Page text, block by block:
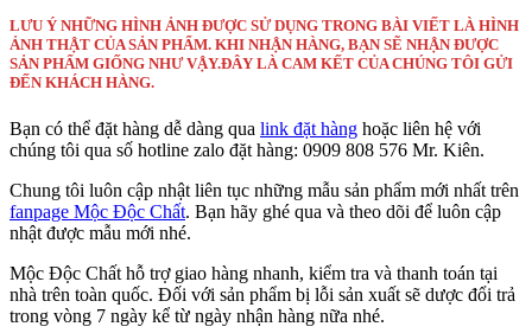
LƯU Ý NHỮNG HÌNH ẢNH ĐƯỢC SỬ DỤNG TRONG BÀI VIẾT LÀ HÌNH
ẢNH THẬT CỦA SẢN PHẨM. KHI NHẬN HÀNG, BẠN SẼ NHẬN ĐƯỢC
SẢN PHẨM GIỐNG NHƯ VẬY.ĐÂY LÀ CAM KẾT CỦA CHÚNG TÔI GỬI
ĐẾN KHÁCH HÀNG.
Bạn có thể đặt hàng dễ dàng qua link đặt hàng hoặc liên hệ với
chúng tôi qua số hotline zalo đặt hàng: 0909 808 576 Mr. Kiên.
Chung tôi luôn cập nhật liên tục những mẫu sản phẩm mới nhất trên
fanpage Mộc Độc Chất. Bạn hãy ghé qua và theo dõi để luôn cập
nhật được mẫu mới nhé.
Mộc Độc Chất hỗ trợ giao hàng nhanh, kiểm tra và thanh toán tại
nhà trên toàn quốc. Đối với sản phẩm bị lỗi sản xuất sẽ dược đổi trả
trong vòng 7 ngày kể từ ngày nhận hàng nữa nhé.